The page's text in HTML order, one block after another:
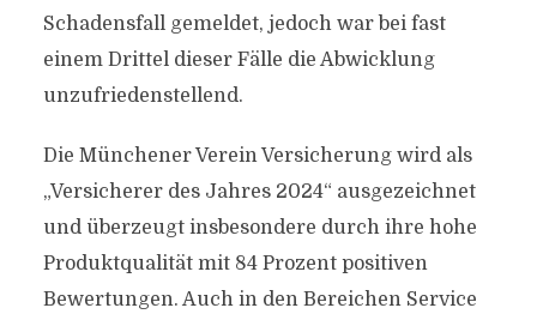
Schadensfall gemeldet, jedoch war bei fast
einem Drittel dieser Fälle die Abwicklung
unzufriedenstellend.
Die Münchener Verein Versicherung wird als
„Versicherer des Jahres 2024“ ausgezeichnet
und überzeugt insbesondere durch ihre hohe
Produktqualität mit 84 Prozent positiven
Bewertungen. Auch in den Bereichen Service